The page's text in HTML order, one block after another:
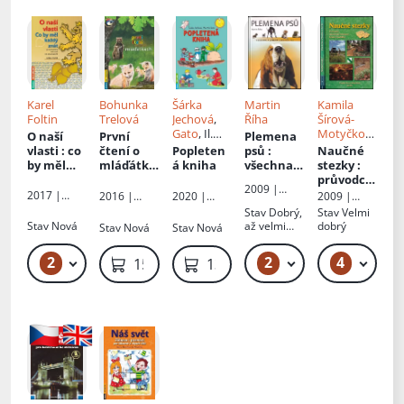
solárního
horoskop
u
Karel
Foltin
O naší
vlasti : co
by měl
znát
2017 |
Stav Nová
2 89 Kč – 129 Kč
Bohunka
Trelová
První
čtení o
mláďátká
2016 |
Stav Nová
159 Kč
Šárka
Jechová,
Gato, Il.
Šárka
Jechová
Popleten
á kniha
2020 |
Stav Nová
139 Kč
Martin
Říha
Plemena
psů:
všechna
uznaná
FCI
2009 |
Stav Dobrý,
až velmi
2 229 Kč – 249 Kč
Kamila
Šírová-
Motyčkov
á,Jiří Šír
Naučné
stezky:
průvodce
naučnými
stezkami
České
republiky
2009 |
Rubico
StavVelmi
dobrý
4